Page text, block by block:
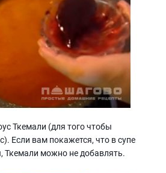
Ткемали (для того чтобы
Если вам покажется, что в супе
Ткемали можно не добавлять.